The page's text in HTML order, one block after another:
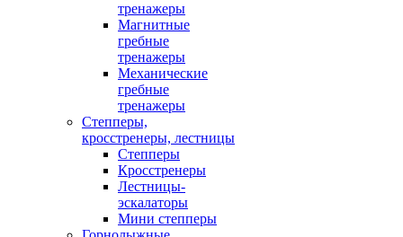
тренажеры
Магнитные
гребные
тренажеры
Механические
гребные
тренажеры
Степперы,
кросстренеры, лестницы
Степперы
Кросстренеры
Лестницы-
эскалаторы
Мини степперы